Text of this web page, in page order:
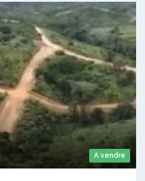
A vendre